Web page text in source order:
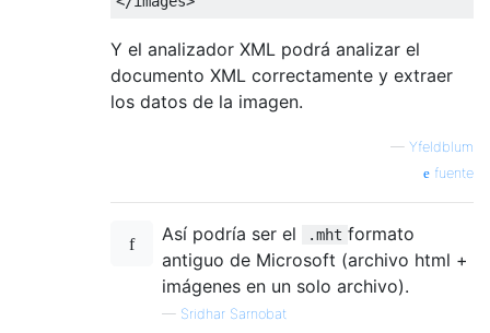
Y el analizador XML podrá analizar el
documento XML correctamente y extraer
los datos de la imagen.
— Yfeldblum
fuente
Así podría ser el .mht formato
antiguo de Microsoft (archivo html +
imágenes en un solo archivo).
— Sridhar Sarnobat